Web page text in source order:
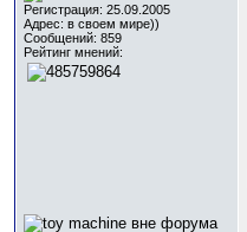
Регистрация: 25.09.2005
Адрес: в своем мире))
Сообщений: 859
Рейтинг мнений: